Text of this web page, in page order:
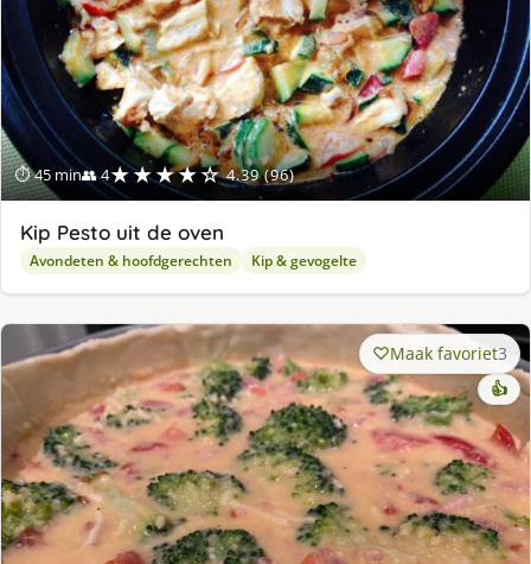
⏱ 45 min👥 4★★★★☆ 4.39 (96)
Kip Pesto uit de oven
Avondeten & hoofdgerechten Kip & gevogelte
Maak favoriet3
👍